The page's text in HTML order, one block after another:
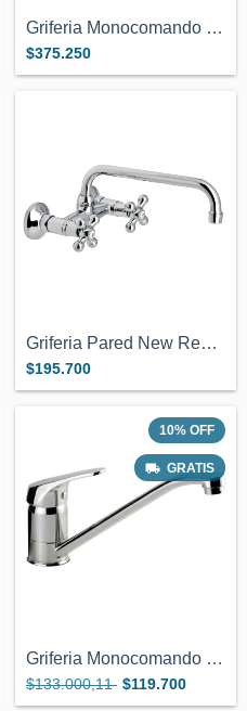
Griferia Monocomando Cocina Abatible Gen...
$375.250
Griferia Pared New Regent Pico Movil Cie...
$195.700
10% OFF
GRATIS
Griferia Monocomando Cocina Cierre Ceram...
$133.000,11 $119.700